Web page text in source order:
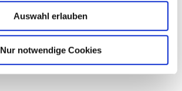
Auswahl erlauben
Nur notwendige Cookies